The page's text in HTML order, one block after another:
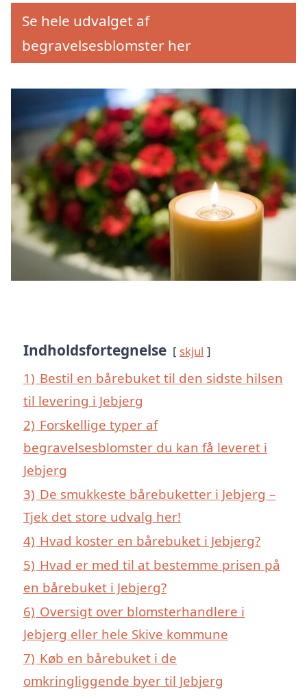
Se hele udvalget af
begravelsesblomster her
Indholdsfortegnelse skjul
1) Bestil en bårebuket til den sidste hilsen
til levering i Jebjerg
2) Forskellige typer af
begravelsesblomster du kan få leveret i
Jebjerg
3) De smukkeste bårebuketter i Jebjerg –
Tjek det store udvalg her!
4) Hvad koster en bårebuket i Jebjerg?
5) Hvad er med til at bestemme prisen på
en bårebuket i Jebjerg?
6) Oversigt over blomsterhandlere i
Jebjerg eller hele Skive kommune
7) Køb en bårebuket i de
omkringliggende byer til Jebjerg